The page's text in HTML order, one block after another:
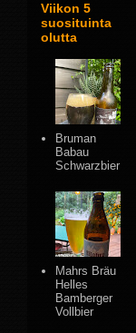
Viikon 5
suosituinta
olutta
Bruman
Babau
Schwarzbier
Mahrs Bräu
Helles
Bamberger
Vollbier